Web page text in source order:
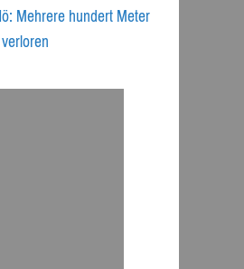
Mehrere hundert Meter